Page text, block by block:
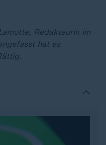
Redakteurin im
hat es